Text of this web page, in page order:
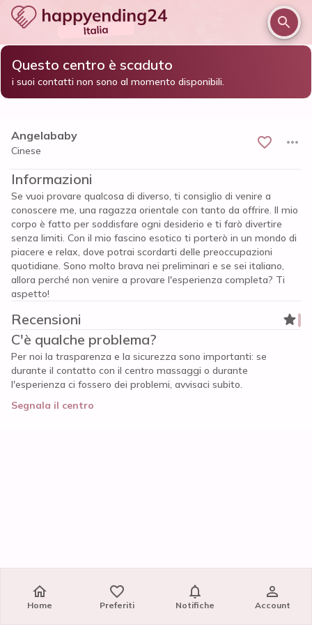
Home / Perugia e provincia / Perugia
Questo centro è scaduto
i suoi contatti non sono al momento disponibili.
Angelababy
Cinese
Informazioni
Se vuoi provare qualcosa di diverso, ti consiglio di venire a
conoscere me, una ragazza orientale con tanto da offrire. Il mio
corpo è fatto per soddisfare ogni desiderio e ti farò divertire
senza limiti. Con il mio fascino esotico ti porterò in un mondo di
piacere e relax, dove potrai scordarti delle preoccupazioni
quotidiane. Sono molto brava nei preliminari e se sei italiano,
allora perché non venire a provare l'esperienza completa? Ti
aspetto!
Recensioni
C'è qualche problema?
Per noi la trasparenza e la sicurezza sono importanti: se
durante il contatto con il centro massaggi o durante
l'esperienza ci fossero dei problemi, avvisaci subito.
Segnala il centro
Home Preferiti Notifiche Account
Home Preferiti Notifiche Account